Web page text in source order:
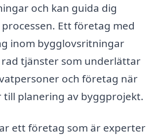
och kan guida dig
Ett företag med
inom bygglovsritningar
tjänster som underlättar
och företag när
till planering av byggprojekt.
ett företag som är experter